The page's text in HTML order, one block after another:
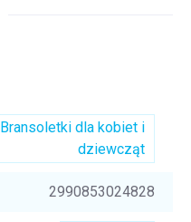
Bransoletki dla kobiet i
dziewcząt
2990853024828